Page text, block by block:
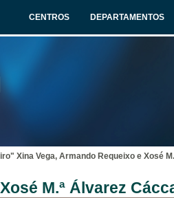
CENTROS DEPARTAMENTOS
Xina Vega, Armando Requeixo e Xosé
M.ª Álvarez